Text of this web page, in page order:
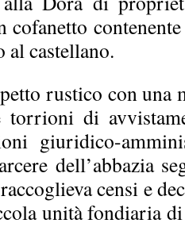
cofanetto
al castellano.
rustico con una
di
giuridico-
dell’abbazia
censi e
unità fondiaria